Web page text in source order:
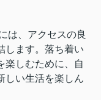
は、アクセスの良
します。落ち着い
楽しむために、自
しい生活を楽しん